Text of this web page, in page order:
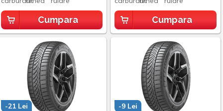
Cumpara Cumpara
-21 Lei -9 Lei